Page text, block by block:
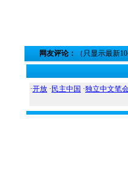
网友评论： （只显示最新
·开放 · 民主中国 ·独立中文笔